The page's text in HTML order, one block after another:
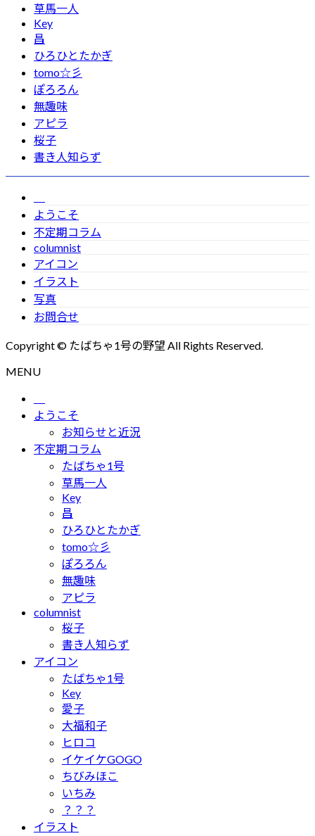
草馬一人
Key
昌
ひろひとたかぎ
tomo☆彡
ぽろろん
無趣味
アピラ
桜子
書き人知らず
ようこそ
不定期コラム
columnist
アイコン
イラスト
写真
お問合せ
Copyright © たばちゃ1号の野望 All Rights Reserved.
MENU
ようこそ
お知らせと近況
不定期コラム
たばちゃ1号
草馬一人
Key
昌
ひろひとたかぎ
tomo☆彡
ぽろろん
無趣味
アピラ
columnist
桜子
書き人知らず
アイコン
たばちゃ1号
Key
愛子
大福和子
ヒロコ
イケイケGOGO
ちびみほこ
いちみ
？？？
イラスト